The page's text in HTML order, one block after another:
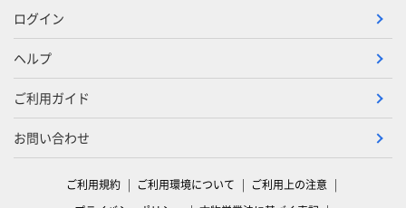
ログイン
ヘルプ
ご利用ガイド
お問い合わせ
ご利用規約 ご利用環境について
ご利用上の注意